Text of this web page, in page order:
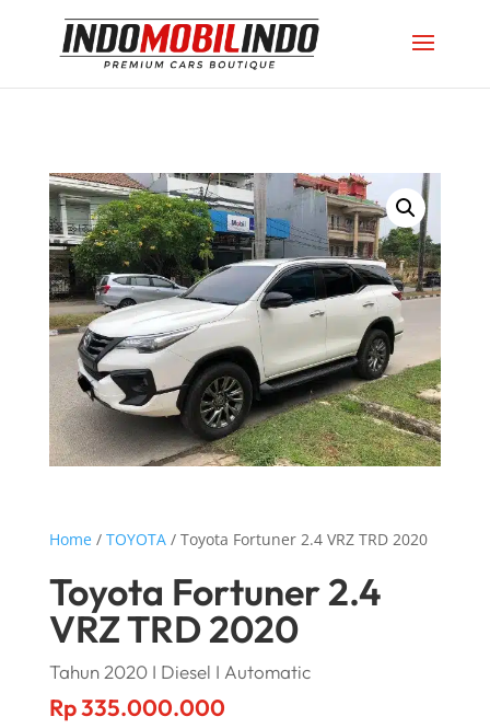
Home/ TOYOTA/ Toyota Fortuner 2.4 VRZ TRD 2020
Toyota Fortuner 2.4
VRZ TRD 2020
Tahun 2020 I Diesel I Automatic
Rp335.000.000